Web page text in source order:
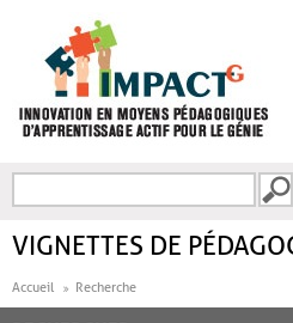
FORMULAIRE DE
VIGNETTES DE
Accueil Recherche